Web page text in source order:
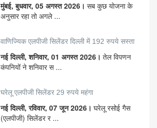
मुंबई, बुधवार, 05 अगस्त 2026। सब कुछ योजना के
अनुसार रहा तो अगले ...
वाणिज्यिक एलपीजी सिलेंडर दिल्ली में 192 रुपये सस्ता
नई दिल्ली, शनिवार, 01 अगस्त 2026। तेल विपणन
कंपनियों ने शनिवार स ...
घरेलू एलपीजी सिलेंडर 29 रुपये महंगा
नई दिल्ली, रविवार, 07 जून 2026। घरेलू रसोई गैस
(एलपीजी) सिलेंडर र ...